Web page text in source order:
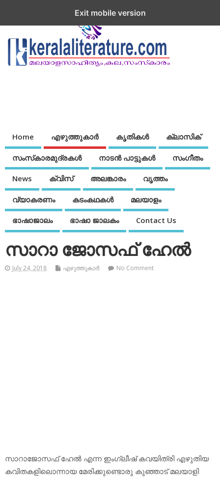
Home എഴുത്തുകാര്‍ കൃതികൾ ക്ലാസിക്
സംസ്‌കാരമുദ്രകള്‍ നാടന്‍ പാട്ടുകള്‍ സംഗീതം
News ക്വിസ് അലങ്കാരം വൃത്തം
വ്യാകരണം കടംകഥകള്‍ മലയാളം
ഭാഷാജാലം ഭാഷാ ജാലകം Contact Us
സാറാ ജോസഫ് ഹേല്‍
July 24, 2018 എഴുത്തുകാര്‍ No Comment
സാറാജോസഫ് ഹേല്‍ എന്ന ഇംഗ്ലീഷ് കവയിത്രി എഴുതിയ
കവിതകളിലൊന്നായ മേരിക്കുണ്ടൊരു കുഞ്ഞാട് മലയാളി
Exit mobile version